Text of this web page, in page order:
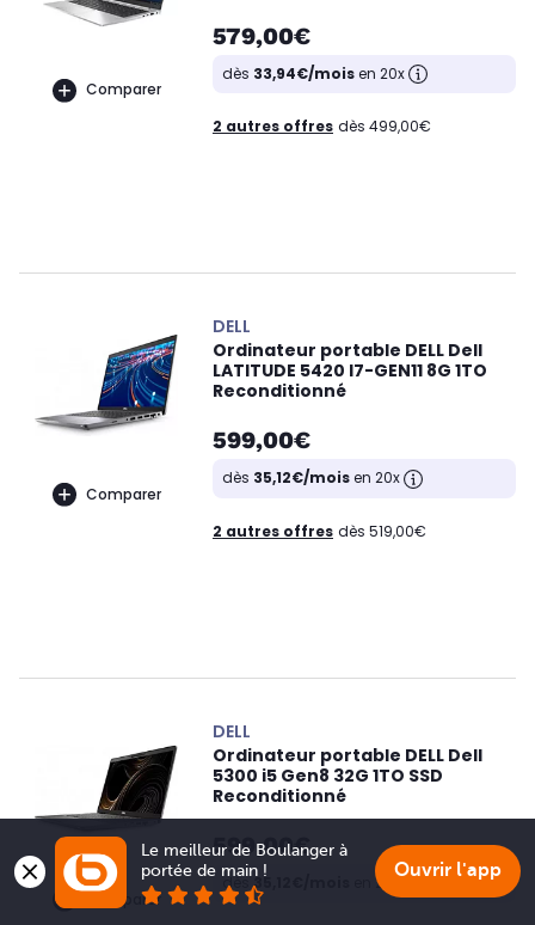
Comparer
579,00€
dès 33,94€/moisen 20x
2 autres offres dès 499,00€
Comparer
DELL
Ordinateur portable DELL Dell
LATITUDE 5420 I7-GEN11 8G 1TO
Reconditionné
599,00€
dès 35,12€/moisen 20x
2 autres offres dès 519,00€
Comparer
DELL
Ordinateur portable DELL Dell
5300 i5 Gen8 32G 1TO SSD
Reconditionné
599,00€
dès35,12€/mois en 20x
Le meilleur de Boulanger à
portée de main !
Ouvrir l'app